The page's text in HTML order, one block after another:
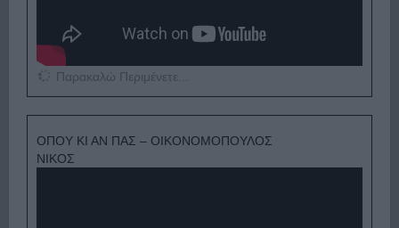
Παρακαλώ Περιμένετε...
ΟΠΟΥ ΚΙ ΑΝ ΠΑΣ – ΟΙΚΟΝΟΜΟΠΟΥΛΟΣ
ΝΙΚΟΣ